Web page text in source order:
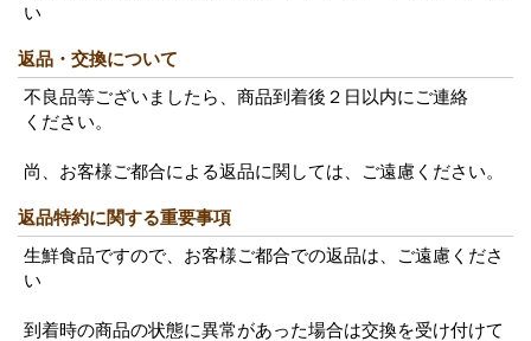
い
返品・交換について
不良品等ございましたら、商品到着後２日以内にご連絡
ください。
尚、お客様ご都合による返品に関しては、ご遠慮ください。
返品特約に関する重要事項
生鮮食品ですので、お客様ご都合での返品は、ご遠慮くださ
い
到着時の商品の状態に異常があった場合は交換を受け付けて